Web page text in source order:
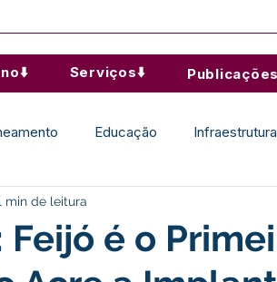
Serviços⬇️ Publicações
Educação
Cultura e Lazer
Campanhas
Feijó é o
min de leitura